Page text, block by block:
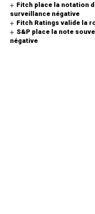
Fitch place la notation
surveillance négative
Fitch Ratings valide la
S&P place la note
négative